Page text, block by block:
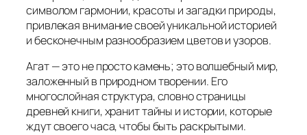
символом гармонии, красоты и загадки природы,
привлекая внимание своей уникальной историей
и бесконечным разнообразием цветов и узоров.
Агат — это не просто камень; это волшебный мир,
заложенный в природном творении. Его
многослойная структура, словно страницы
древней книги, хранит тайны и истории, которые
ждут своего часа, чтобы быть раскрытыми.